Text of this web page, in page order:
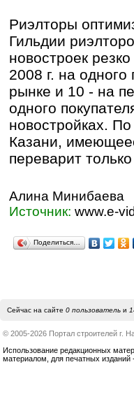
Риэлторы
Гильдии
новостроек
2008 г. на
рынке и 10 - на
одного
новостройках.
Казани,
переварит
Алина Минибаева
Источник: www.e-
Поделиться…
Сейчас на сайте 0 пользовательи
© 2005-2026 Портал строителей г.
Использование редакционных
материалом, для печатных